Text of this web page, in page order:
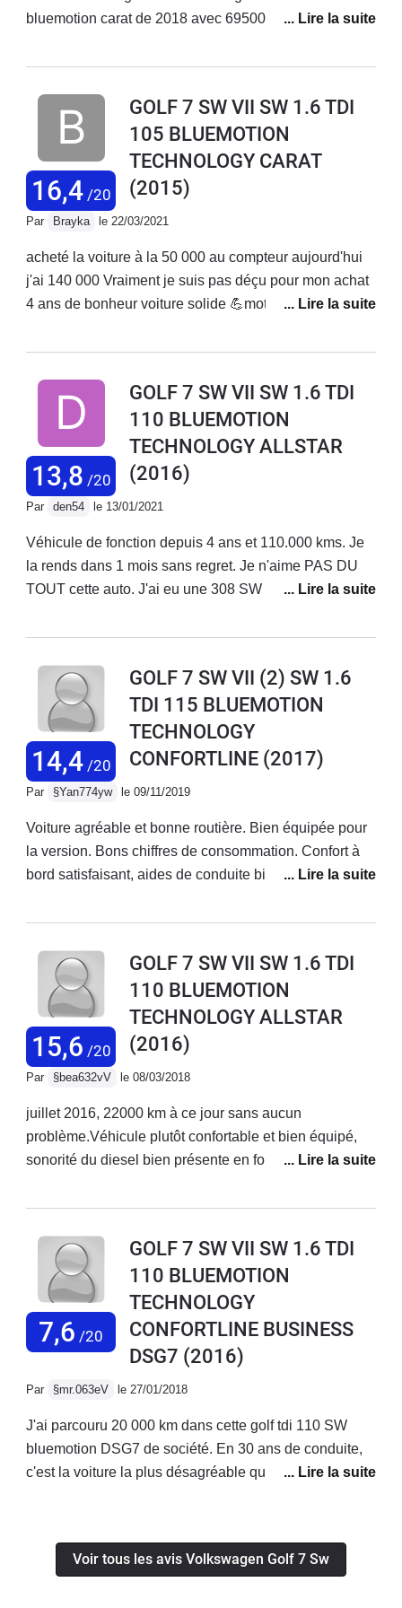
bluemotion carat de 2018 avec 69500 km au compteur
moteur nous sommes toujours dans l attente depuis 5
hypothétique décision de volkswagen .Attention au
nouveau acheteur le problème est fréquent sur ces
modèles et connue par la marque. Tres déçu de la non
réaction de ce constructeur qui ce vente de vendre des
véhicules de qualité Nous sommes pris en autage
Obliger de voir un avocatpour la suite...
16,4/20
GOLF 7 SW VII SW 1.6 TDI
105 BLUEMOTION
TECHNOLOGY CARAT
(2015)
Par Brayka le 22/03/2021
acheté la voiture à la 50 000 au compteur aujourd'hui
j'ai 140 000 Vraiment je suis pas déçu pour mon achat
4 ans de bonheur voiture solide 💪moteur rien à dire
une batterie plaquettes les disques👍 tenue route
chose c'est juste le moteur 1.6 il manque un peu de
pêche mais vraiment économique c'est top
13,8 /20
GOLF 7 SW VII SW 1.6 TDI
110 BLUEMOTION
TECHNOLOGY ALLSTAR
(2016)
Par den54 le 13/01/2021
Véhicule de fonction depuis 4 ans et 110.000 kms. Je
la rends dans 1 mois sans regret. Je n'aime PAS DU
TOUT cette auto. J'ai eu une 308 SW avant, et je
C'est une auto qui est faite pour l'autoroute (normale
par rapport à la puissance déclarée. Mais en dehors de
ça c'est une daube mollassonne (creuse à bas régime)
et surtout cette daube de boite 5... On est jamais sur le
bon rapport. Sur voies rapides viroleuses au
revêtement douteux, elle a tendance à saucissonner.
C'est pas son truc.
14,4/20
GOLF 7 SW VII (2) SW 1.6
TDI 115 BLUEMOTION
TECHNOLOGY
CONFORTLINE (2017)
Par §Yan774yw le 09/11/2019
Voiture agréable et bonne routière. Bien équipée pour
la version. Bons chiffres de consommation. Confort à
bord satisfaisant, aides de conduite bien pensées.
maintien latéral.Bon coffre. Abaissement des sièges
pas parfaitement plat.Une interface électronique aussi
sophistiquée qu'alambiquée : chez VW pourquoi faire
simple quand on peut faire compliqué ? Par exemple,
comprendre l'allumage des plafonniers ou allumer les
antibrouillards suppose probablement l'obtention d'un
diplôme d'ingénieur... La notice constructeur est
prolixe, bavarde, fatigante à consulter et peu fiable.
Ecrire 500 pages pour dire comment marche une
voiture, c'est déjà dresser un constat d'échec quand à
15,6 /20
GOLF 7 SW VII SW 1.6 TDI
110 BLUEMOTION
TECHNOLOGY ALLSTAR
(2016)
Par §bea632vV le 08/03/2018
juillet 2016, 22000 km à ce jour sans aucun
problème.Véhicule plutôt confortable et bien équipé,
sonorité du diesel bien présente en fortes
stabilisée.La position de conduite est facile à trouver,
fonctionne correctement et l'audio est de bonne
qualité.Le comportement routier est sans surprise, le tdi
110 est généreux sans être un foudre de guerre, mais
suffisamment de reprise à mon goût.Bon véhicule dans
l'ensemble, homogène.
7,6 /20
GOLF 7 SW VII SW 1.6 TDI
110 BLUEMOTION
TECHNOLOGY
CONFORTLINE BUSINESS
DSG7 (2016)
Par §mr.063eV le 27/01/2018
J'ai parcouru 20 000 km dans cette golf tdi 110 SW
bluemotion DSG7 de société. En 30 ans de conduite,
c'est la voiture la plus désagréable que j'ai conduite :
peu le volant autour du point au milieu sans incidence
sur la trajectoire), sous virage et manque de motricité
Voir tous les avis Volkswagen Golf 7 Sw